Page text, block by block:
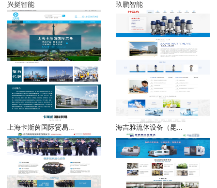
兴挺智能 玖鹏智能
上海卡斯茵国际贸易... 海吉雅流体设备（昆...